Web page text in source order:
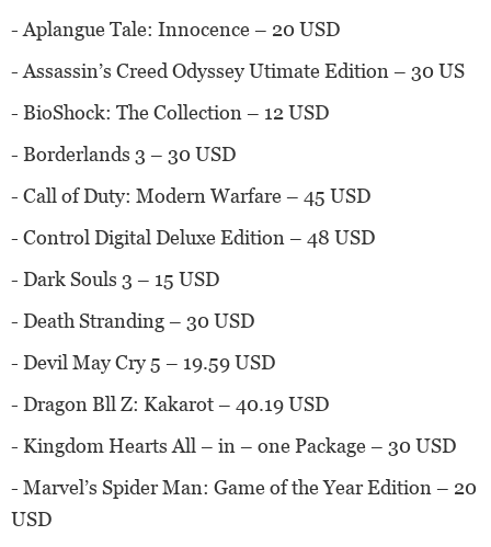
- Aplangue Tale: Innocence – 20 USD
- Assassin’s Creed Odyssey Utimate Edition – 30 US
- BioShock: The Collection – 12 USD
- Borderlands 3 – 30 USD
- Call of Duty: Modern Warfare – 45 USD
- Control Digital Deluxe Edition – 48 USD
- Dark Souls 3 – 15 USD
- Death Stranding – 30 USD
- Devil May Cry 5 – 19.59 USD
- Dragon Bll Z: Kakarot – 40.19 USD
- Kingdom Hearts All – in – one Package – 30 USD
- Marvel’s Spider Man: Game of the Year Edition – 20
USD